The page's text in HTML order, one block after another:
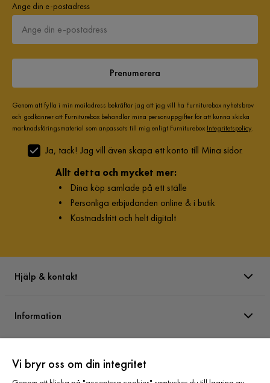
Ange din e-postadress
Prenumerera
Genom att fylla i min mailadress bekräftar jag att jag vill ha Furniturebox nyhetsbrev
och godkänner att Furniturebox behandlar mina personuppgifter för att kunna skicka
marknadsföringsmaterial som anpassats till mig enligt Furniturebox Integritetspolicy.
Ja, tack! Jag vill även skapa ett konto till Mina sidor.
Allt detta och mycket mer:
• Dina köp samlade på ett ställe
• Personliga erbjudanden online & i butik
• Kostnadsfritt och helt digitalt
Hjälp & kontakt
Information
Vi bryr oss om din integritet